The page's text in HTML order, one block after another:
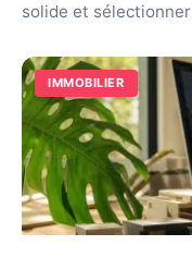
solide et
IMMOBILIER